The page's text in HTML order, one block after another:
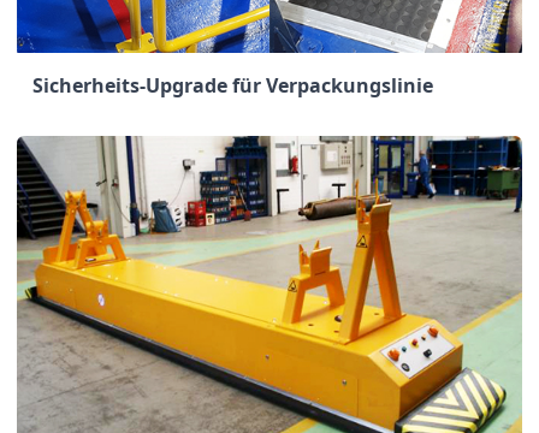
Sicherheits-Upgrade für Verpackungslinie